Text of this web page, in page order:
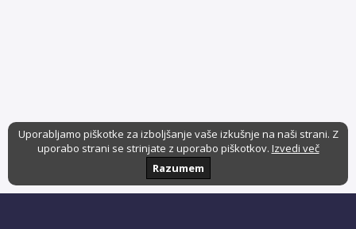
Uporabljamo piškotke za izboljšanje vaše izkušnje na naši strani. Z
uporabo strani se strinjate z uporabo piškotkov. Izvedi več
Razumem